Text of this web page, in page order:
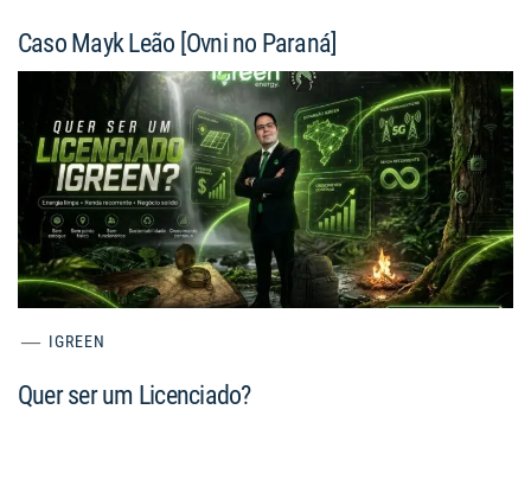
Caso Mayk Leão [Ovni no Paraná]
IGREEN
Quer ser um Licenciado?